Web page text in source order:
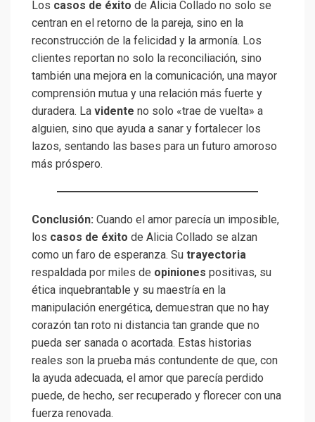
Los casos de éxito de Alicia Collado no solo se
centran en el retorno de la pareja, sino en la
reconstrucción de la felicidad y la armonía. Los
clientes reportan no solo la reconciliación, sino
también una mejora en la comunicación, una mayor
comprensión mutua y una relación más fuerte y
duradera. La vidente no solo «trae de vuelta» a
alguien, sino que ayuda a sanar y fortalecer los
lazos, sentando las bases para un futuro amoroso
más próspero.
Conclusión: Cuando el amor parecía un imposible,
los casos de éxito de Alicia Collado se alzan
como un faro de esperanza. Su trayectoria
respaldada por miles de opiniones positivas, su
ética inquebrantable y su maestría en la
manipulación energética, demuestran que no hay
corazón tan roto ni distancia tan grande que no
pueda ser sanada o acortada. Estas historias
reales son la prueba más contundente de que, con
la ayuda adecuada, el amor que parecía perdido
puede, de hecho, ser recuperado y florecer con una
fuerza renovada.